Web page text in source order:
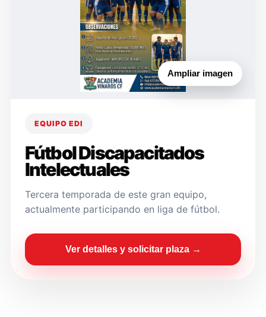
Ampliar imagen
EQUIPO EDI
Fútbol Discapacitados
Intelectuales
Tercera temporada de este gran equipo,
actualmente participando en liga de fútbol.
Ver detalles y solicitar plaza →